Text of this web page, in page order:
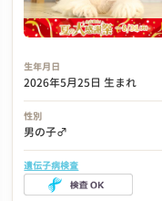
生年月日
2026年5月25日 生まれ
性別
男の子♂
遺伝子病検査